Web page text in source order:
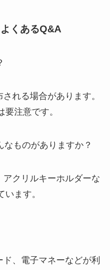
くあるQ&A
れる場合があります。
注意です。
ものがありますか？
クリルキーホルダーな
ます。
、電子マネーなどが利